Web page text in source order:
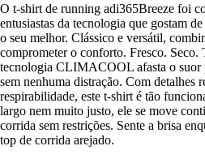
O t-shirt de running adi365Breeze foi
entusiastas da tecnologia que gostam
o seu melhor. Clássico e versátil,
comprometer o conforto. Fresco. Seco.
tecnologia CLIMACOOL afasta o suor
sem nenhuma distração. Com detalhes
respirabilidade, este t-shirt é tão
largo nem muito justo, ele se move
corrida sem restrições. Sente a brisa
top de corrida arejado.